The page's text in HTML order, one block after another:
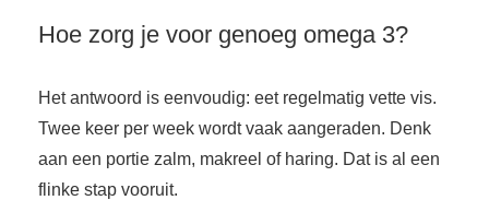
Hoe zorg je voor genoeg omega 3?
Het antwoord is eenvoudig: eet regelmatig vette vis.
Twee keer per week wordt vaak aangeraden. Denk
aan een portie zalm, makreel of haring. Dat is al een
flinke stap vooruit.